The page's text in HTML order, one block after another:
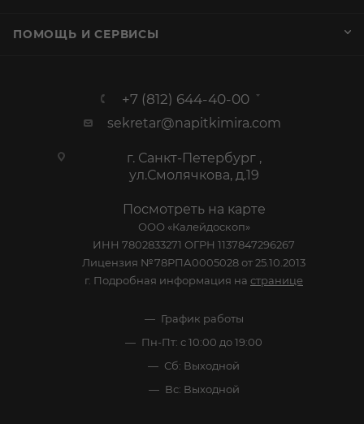
ПОМОЩЬ И СЕРВИСЫ
+7 (812) 644-40-00
sekretar@napitkimira.com
г. Санкт-Петербург ,
ул.Смолячкова, д.19
Посмотреть на карте
ООО «Калейдоскоп»
ИНН 7802833271 ОГРН 1137847296267
Лицензия №78РПА0005028 от 25.10.2013
г. Подробная информация на странице
График работы
Пн-Пт: с 10:00 до 19:00
Сб: Выходной
Вс: Выходной